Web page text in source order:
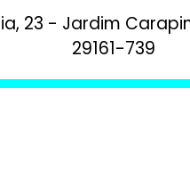
23 - Jardim
29161-739